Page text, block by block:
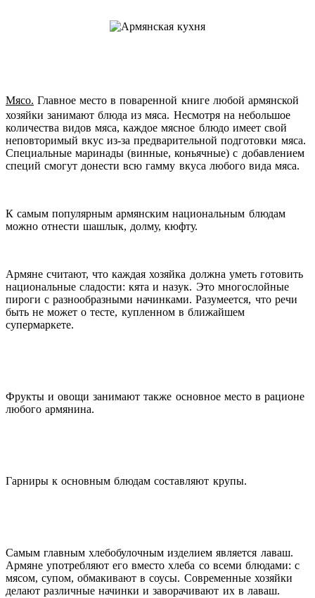
Мясо. Главное место в поваренной книге любой армянской
хозяйки занимают блюда из мяса. Несмотря на небольшое
количества видов мяса, каждое мясное блюдо имеет свой
неповторимый вкус из-за предварительной подготовки мяса.
Специальные маринады (винные, коньячные) с добавлением
специй смогут донести всю гамму вкуса любого вида мяса.
К самым популярным армянским национальным блюдам
можно отнести шашлык, долму, кюфту.
Армяне считают, что каждая хозяйка должна уметь готовить
национальные сладости: кята и назук. Это многослойные
пироги с разнообразными начинками. Разумеется, что речи
быть не может о тесте, купленном в ближайшем
супермаркете.
Фрукты и овощи занимают также основное место в рационе
любого армянина.
Гарниры к основным блюдам составляют крупы.
Самым главным хлебобулочным изделием является лаваш.
Армяне употребляют его вместо хлеба со всеми блюдами: с
мясом, супом, обмакивают в соусы. Современные хозяйки
делают различные начинки и заворачивают их в лаваш.